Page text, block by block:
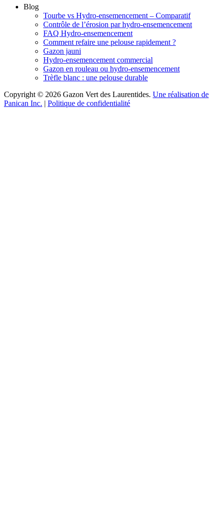
Blog
Tourbe vs Hydro-ensemencement – Comparatif
Contrôle de l’érosion par hydro-ensemencement
FAQ Hydro-ensemencement
Comment refaire une pelouse rapidement ?
Gazon jauni
Hydro-ensemencement commercial
Gazon en rouleau ou hydro-ensemencement
Trèfle blanc : une pelouse durable
Copyright © 2026 Gazon Vert des Laurentides. Une réalisation de
Panican Inc. | Politique de confidentialité